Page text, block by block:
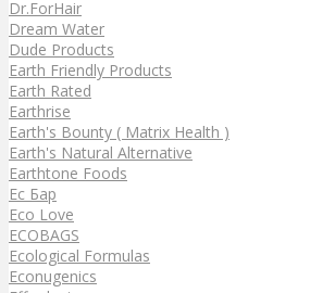
Dr.ForHair
Dream Water
Dude Products
Earth Friendly Products
Earth Rated
Earthrise
Earth's Bounty ( Matrix Health )
Earth's Natural Alternative
Earthtone Foods
Ec Бар
Eco Love
ECOBAGS
Ecological Formulas
Econugenics